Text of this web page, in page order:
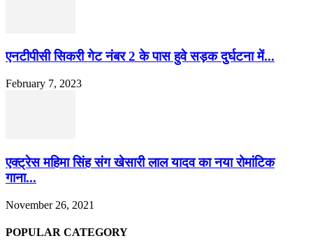
एनटीपीसी सिकरी गेट नंबर 2 के पास हुवे सड़क दुर्घटना में...
February 7, 2023
एक्ट्रेस महिमा सिंह संग खेसारी लाल यादव का नया रोमांटिक
गाना...
November 26, 2021
POPULAR CATEGORY